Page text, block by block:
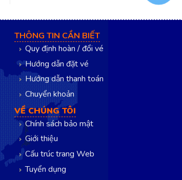
THÔNG TIN CẦN BIẾT
Quy định hoàn / đổi vé
Hướng dẫn đặt vé
Hướng dẫn thanh toán
Chuyển khoản
VỀ CHÚNG TÔI
Chính sách bảo mật
Giới thiệu
Cấu trúc trang Web
Tuyển dụng